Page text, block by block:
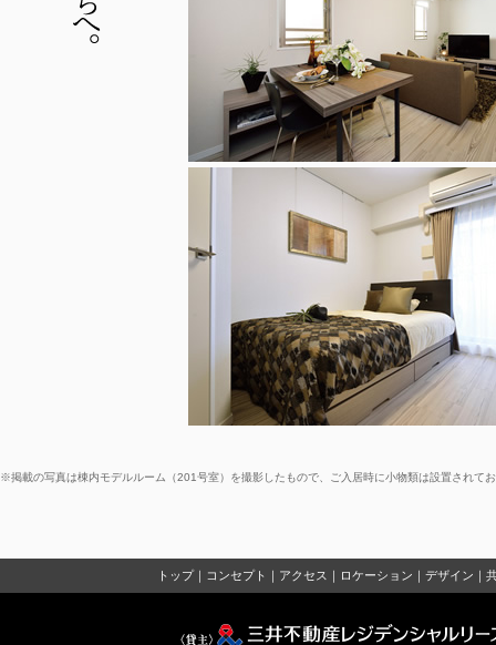
※掲載の写真は棟内モデルルーム（201号室）を撮影したもので、ご入居時に小物類は設置されて
トップ｜ コンセプト ｜ アクセス ｜ ロケーション ｜デザイン ｜